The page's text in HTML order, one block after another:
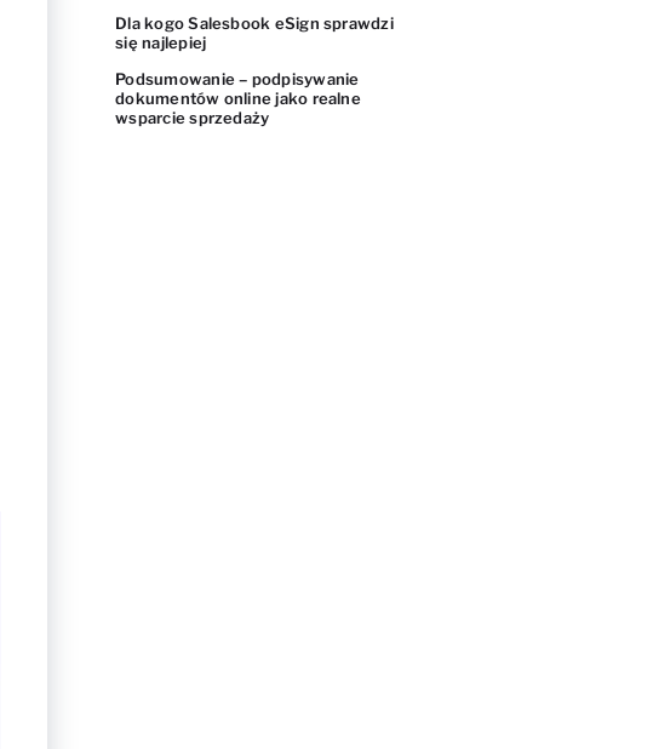
Dla kogo Salesbook eSign sprawdzi
się najlepiej
Podsumowanie – podpisywanie
dokumentów online jako realne
wsparcie sprzedaży